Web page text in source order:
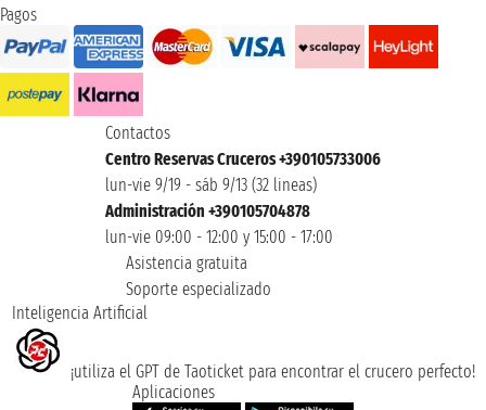
Pagos
Contactos
Centro Reservas Cruceros +390105733006
lun-vie 9/19 - sáb 9/13 (32 lineas)
Administración +390105704878
lun-vie 09:00 - 12:00 y 15:00 - 17:00
Asistencia gratuita
Soporte especializado
Inteligencia Artificial
¡utiliza el GPT de Taoticket para encontrar el crucero perfecto!
Aplicaciones